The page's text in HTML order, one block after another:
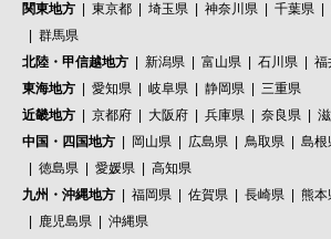
関東地方
東京都 埼玉県 神奈川県 千葉県
群馬県
北陸・甲信越地方
新潟県 富山県 石川県 福
東海地方
愛知県 岐阜県 静岡県
三重県
近畿地方
京都府 大阪府 兵庫県 奈良県
中国・四国地方
岡山県 広島県 鳥取県 島根
徳島県
愛媛県
高知県
九州・沖縄地方
福岡県 佐賀県 長崎県 熊本
鹿児島県
沖縄県